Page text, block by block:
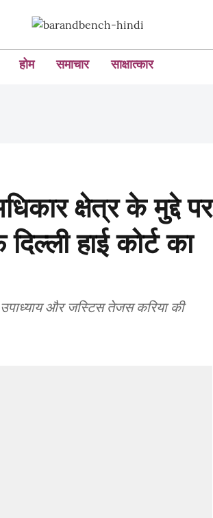
होम समाचार साक्षात्कार
क्षेत्र के मुद्दे पर
हाई कोर्ट का
और जस्टिस तेजस करिया की